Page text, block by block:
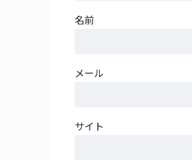
名前
メール
サイト